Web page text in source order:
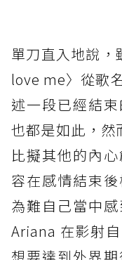
單刀直入地說
love me〉從歌
述一段已經結
也都是如此，然
比擬其他的內
容在感情結束
為難自己當中
Ariana 在影射